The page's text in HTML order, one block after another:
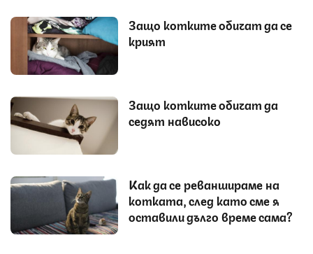
Защо котките обичат да се
крият
Защо котките обичат да
седят нависоко
Как да се реваншираме на
котката, след като сме я
оставили дълго време сама?